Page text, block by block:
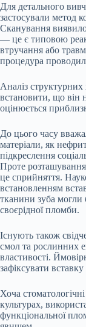
Для детального
застосували метод
Сканування виявило
— це є типовою
втручання або
процедура
Аналіз
встановити, що він
оцінюється
До цього часу
матеріали, як
підкреслення
Проте
це сприйняття.
встановленням
тканини зуба могли
своєрідної пломби.
Існують також
смол та рослинних
властивості.
зафіксувати
Хоча
культурах,
функціональної